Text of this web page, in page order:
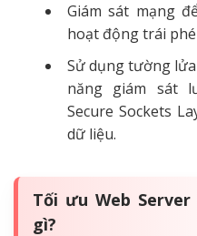
Giám sát mạng
hoạt động trái
Sử dụng tường
năng giám sát
Secure Sockets
dữ liệu.
Tối ưu Web
gì?